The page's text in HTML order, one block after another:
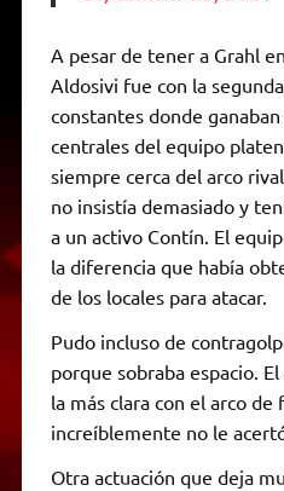
A pesar de tener a Grahl
Aldosivi fue con la
constantes donde
centrales del equipo
siempre cerca del arco
no insistía demasiado y
a un activo Contín. El
la diferencia que había
de los locales para atacar.
Pudo incluso de
porque sobraba espacio.
la más clara con el arco
increíblemente no le
Otra actuación que deja